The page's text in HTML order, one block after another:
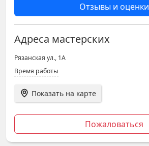
Отзывы и оценки
Адреса мастерских
Рязанская ул., 1А
Время работы
Показать на карте
Пожаловаться